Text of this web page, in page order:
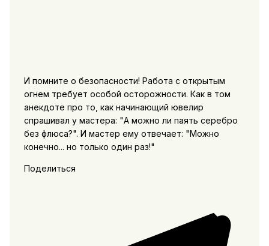
И помните о безопасности! Работа с открытым
огнем требует особой осторожности. Как в том
анекдоте про то, как начинающий ювелир
спрашивал у мастера: "А можно ли паять серебро
без флюса?". И мастер ему отвечает: "Можно
конечно... но только один раз!"
Поделиться